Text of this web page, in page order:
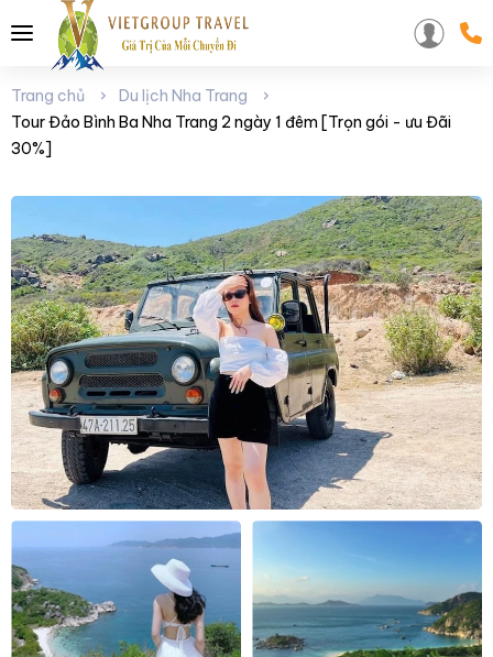
Trang chủ
Du lịch Nha Trang
Tour Đảo Bình Ba Nha Trang 2 ngày 1 đêm [Trọn gói - ưu Đãi
30%]